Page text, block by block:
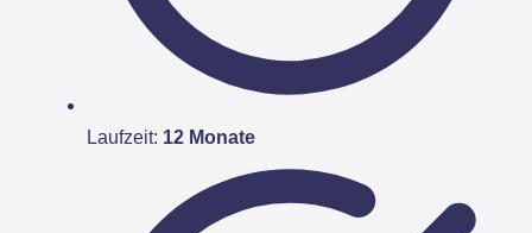
Laufzeit: 12 Monate